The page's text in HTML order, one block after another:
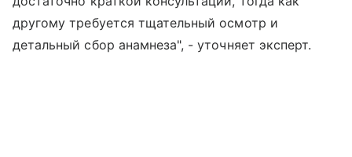
другому требуется тщательный осмотр и
детальный сбор анамнеза", - уточняет эксперт.